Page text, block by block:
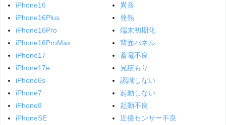
iPhone16
iPhone16Plus
iPhone16Pro
iPhone16ProMax
iPhone17
iPhone17e
iPhone6s
iPhone7
iPhone8
iPhoneSE
異音
発熱
端末初期化
背面パネル
蓄電不良
見積もり
認識しない
起動しない
起動不良
近接センサー不良